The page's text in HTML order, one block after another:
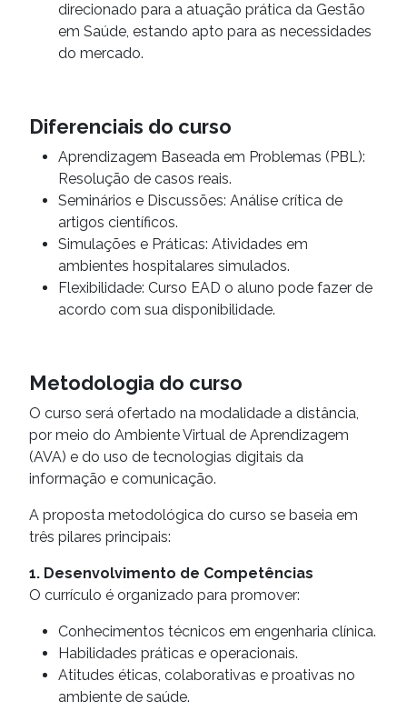
direcionado para a atuação prática da Gestão
em Saúde, estando apto para as necessidades
do mercado.
Diferenciais do curso
Aprendizagem Baseada em Problemas (PBL):
Resolução de casos reais.
Seminários e Discussões: Análise crítica de
artigos científicos.
Simulações e Práticas: Atividades em
ambientes hospitalares simulados.
Flexibilidade: Curso EAD o aluno pode fazer de
acordo com sua disponibilidade.
Metodologia do curso
O curso será ofertado na modalidade a distância,
por meio do Ambiente Virtual de Aprendizagem
(AVA) e do uso de tecnologias digitais da
informação e comunicação.
A proposta metodológica do curso se baseia em
três pilares principais:
1. Desenvolvimento de Competências
O currículo é organizado para promover:
Conhecimentos técnicos em engenharia clínica.
Habilidades práticas e operacionais.
Atitudes éticas, colaborativas e proativas no
ambiente de saúde.